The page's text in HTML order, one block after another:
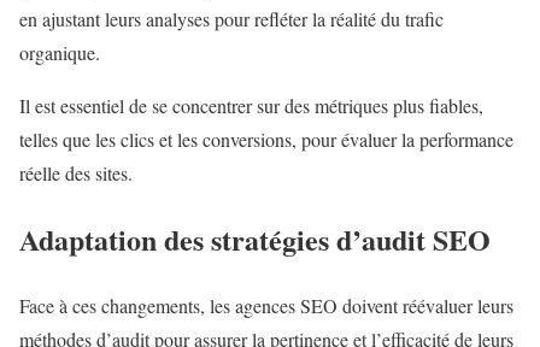
en ajustant leurs analyses pour refléter la réalité du trafic
organique.
Il est essentiel de se concentrer sur des métriques plus fiables,
telles que les clics et les conversions, pour évaluer la performance
réelle des sites.
Adaptation des stratégies d’audit SEO
Face à ces changements, les agences SEO doivent réévaluer leurs
méthodes d’audit pour assurer la pertinence et l’efficacité de leurs